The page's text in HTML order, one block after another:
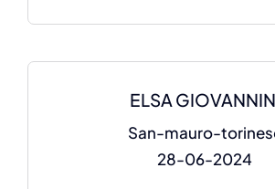
ELSA
San-mauro-
28-06-2024